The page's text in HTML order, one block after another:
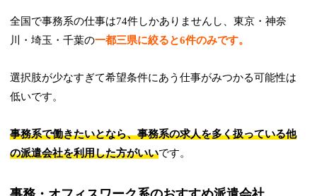
全国で事務系の仕事は74件しかありませんし、東京・神奈
川・埼玉・千葉の一都三県に絞ると6件のみです。
選択肢が少なすぎて希望条件にあう仕事がみつかる可能性は
低いです。
事務系で働きたいとなら、事務系の求人を多く扱っている他
の派遣会社を利用した方がいいです。